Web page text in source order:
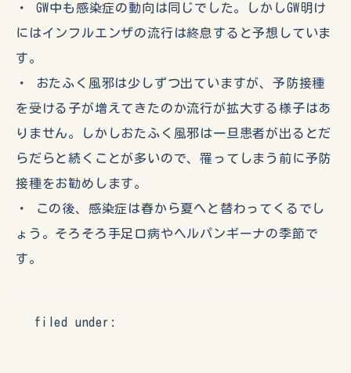
・ GW中も感染症の動向は同じでした。しかしGW明け
にはインフルエンザの流行は終息すると予想していま
す。
・ おたふく風邪は少しずつ出ていますが、予防接種
を受ける子が増えてきたのか流行が拡大する様子はあ
りません。しかしおたふく風邪は一旦患者が出るとだ
らだらと続くことが多いので、罹ってしまう前に予防
接種をお勧めします。
・ この後、感染症は春から夏へと替わってくるでし
ょう。そろそろ手足口病やヘルパンギーナの季節で
す。
filed under: